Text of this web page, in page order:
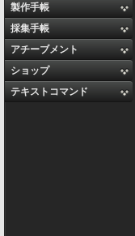
製作手帳
採集手帳
アチーブメント
ショップ
テキストコマンド